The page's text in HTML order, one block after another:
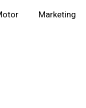
Marketing